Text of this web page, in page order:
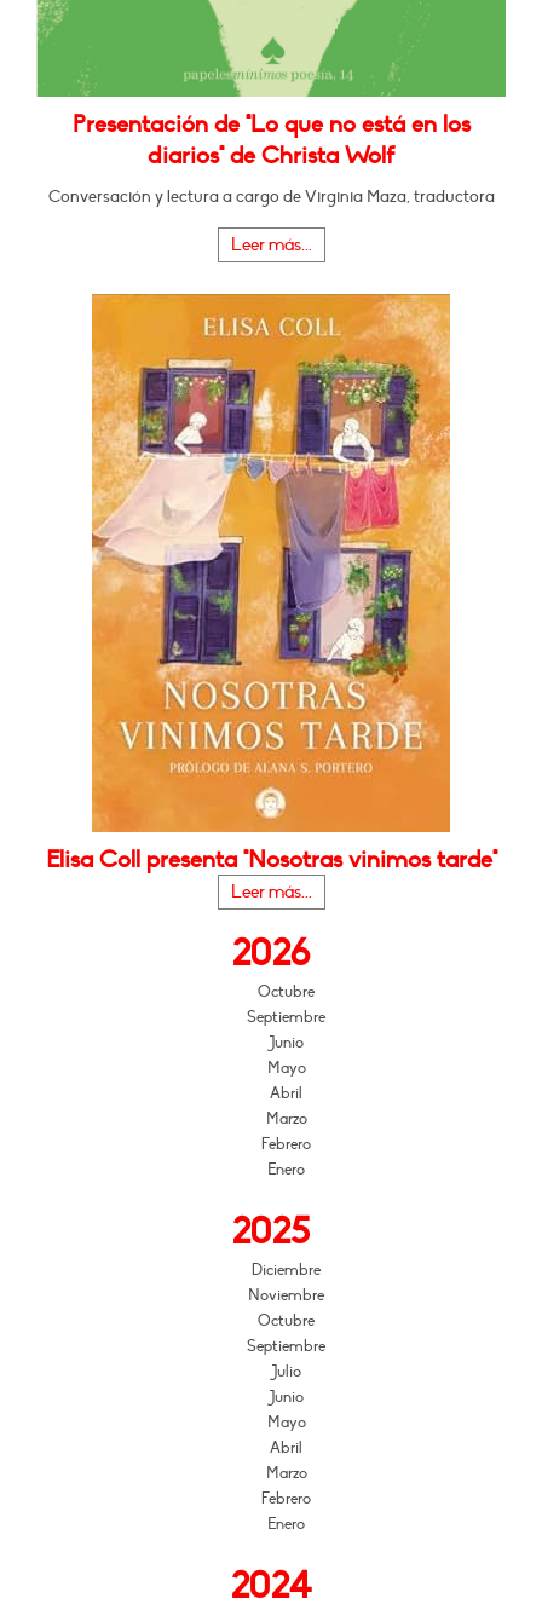
Presentación de "Lo que no está en los
diarios" de Christa Wolf
Conversación y lectura a cargo de Virginia Maza, traductora
Leer más...
Elisa Coll presenta "Nosotras vinimos tarde"
Leer más...
2026
Octubre
Septiembre
Junio
Mayo
Abril
Marzo
Febrero
Enero
2025
Diciembre
Noviembre
Octubre
Septiembre
Julio
Junio
Mayo
Abril
Marzo
Febrero
Enero
2024